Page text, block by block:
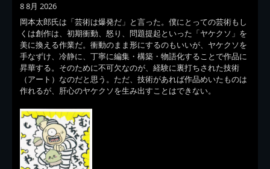
8 8月 2026
岡本太郎氏は「芸術は爆発だ」と言った。僕にとっての芸術もし
くは創作は、初期衝動、怒り、問題提起といった「ヤケクソ」を
美に換える作業だ。衝動のまま形にするのもいいが、ヤケクソを
手なずけ、冷静に、丁寧に編集・構築・物語化することで作品に
昇華する。そのために不可欠なのが、経験に裏打ちされた技術
（アート）なのだと思う。ただ、技術があれば作品めいたものは
作れるが、肝心のヤケクソを生み出すことはできない。